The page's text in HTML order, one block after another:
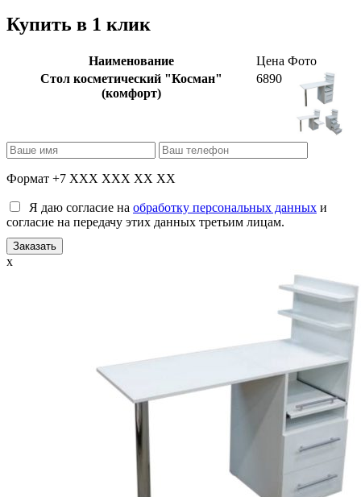
Купить в 1 клик
Наименование Цена Фото
Стол косметический "Косман"
(комфорт)
6890
Формат +7 XXX XXX XX XX
Я даю согласие на обработку персональных данных и
согласие на передачу этих данных третьим лицам.
x